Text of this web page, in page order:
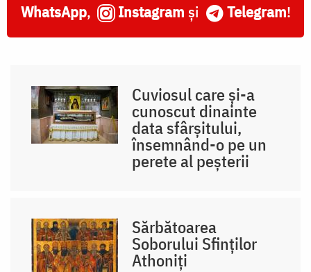
WhatsApp, Instagram și Telegram!
Cuviosul care și-a
cunoscut dinainte
data sfârșitului,
însemnând-o pe un
perete al peșterii
Sărbătoarea
Soborului Sfinților
Athoniți